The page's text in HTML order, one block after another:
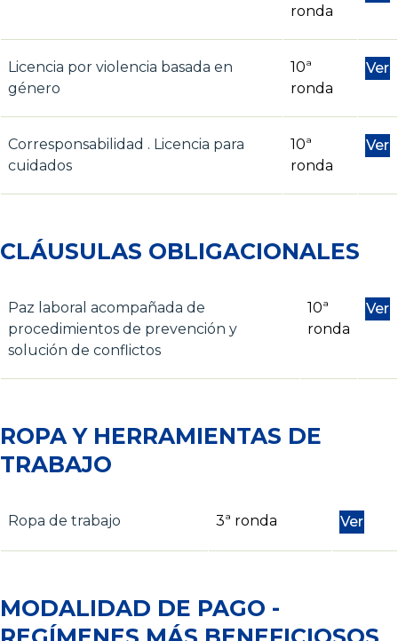
ronda
Licencia por violencia basada en
género
10ª
ronda
Ver
Corresponsabilidad . Licencia para
cuidados
10ª
ronda
Ver
CLÁUSULAS OBLIGACIONALES
Paz laboral acompañada de
procedimientos de prevención y
solución de conflictos
10ª
ronda
Ver
ROPA Y HERRAMIENTAS DE
TRABAJO
Ropa de trabajo 3ª ronda Ver
MODALIDAD DE PAGO -